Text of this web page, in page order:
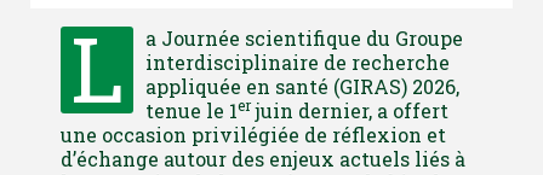
L
a Journée scientifique du Groupe
interdisciplinaire de recherche
appliquée en santé (GIRAS) 2026,
tenue le 1erjuin dernier, a offert
une occasion privilégiée de réflexion et
d’échange autour des enjeux actuels liés à